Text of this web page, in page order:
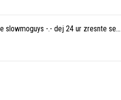
slowmoguys -.- dej 24 ur zresnte se...